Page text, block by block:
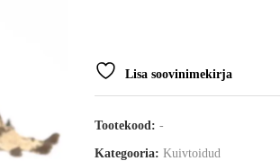
Lisa soovinimekirja
Tootekood: -
Kategooria: Kuivtoidud